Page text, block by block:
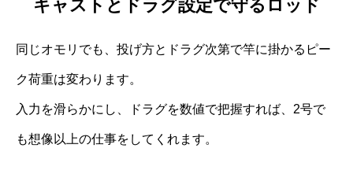
キャストとドラグ設定で守るロッド
同じオモリでも、投げ方とドラグ次第で竿に掛かるピー
ク荷重は変わります。
入力を滑らかにし、ドラグを数値で把握すれば、2号で
も想像以上の仕事をしてくれます。